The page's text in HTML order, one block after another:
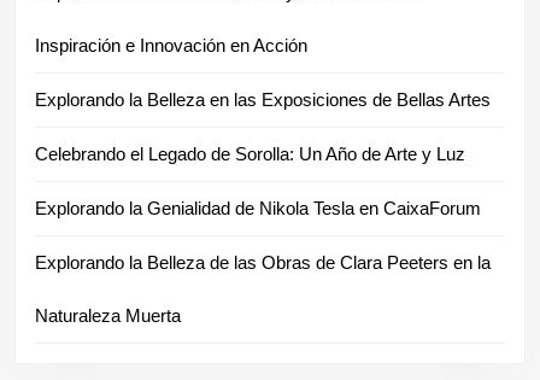
Inspiración e Innovación en Acción
Explorando la Belleza en las Exposiciones de Bellas Artes
Celebrando el Legado de Sorolla: Un Año de Arte y Luz
Explorando la Genialidad de Nikola Tesla en CaixaForum
Explorando la Belleza de las Obras de Clara Peeters en la
Naturaleza Muerta